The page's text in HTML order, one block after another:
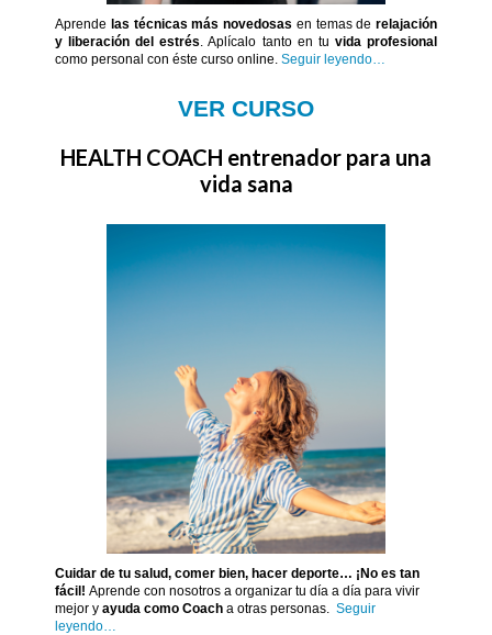
Aprende las técnicas más novedosas en temas de relajación
y liberación del estrés . Aplícalo tanto en tu vida profesional
como personal con éste curso online. Seguir leyendo…
VER CURSO
HEALTH COACH entrenador para una
vida sana
Cuidar de tu salud, comer bien, hacer deporte… ¡No es tan
fácil! Aprende con nosotros a organizar tu día a día para vivir
mejor y ayuda como Coach a otras personas. Seguir
leyendo…